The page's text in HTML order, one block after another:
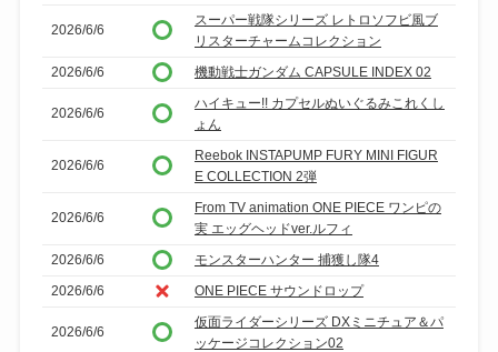
2026/6/6
スーパー戦隊シリーズ レトロソフビ風ブ
リスターチャームコレクション
2026/6/6
機動戦士ガンダム CAPSULE INDEX 02
2026/6/6
ハイキュー!! カプセルぬいぐるみこれくし
ょん
2026/6/6
Reebok INSTAPUMP FURY MINI FIGUR
E COLLECTION 2弾
2026/6/6
From TV animation ONE PIECE ワンピの
実 エッグヘッドver.ルフィ
2026/6/6
モンスターハンター 捕獲し隊4
2026/6/6
ONE PIECE サウンドロップ
2026/6/6
仮面ライダーシリーズ DXミニチュア＆パ
ッケージコレクション02